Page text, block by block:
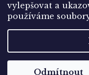
vylepšovat a
používáme
Odmítnout
Copyright 2026
práva